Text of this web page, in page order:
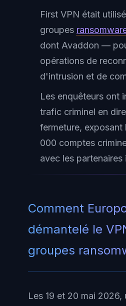
First VPN était
groupes
dont Avaddon —
opérations de
d'intrusion et de
Les enquêteurs ont
trafic criminel en
fermeture, exposant
000 comptes
avec les partenaires
Comment
démantelé le
groupes
Les 19 et 20 mai 2026,